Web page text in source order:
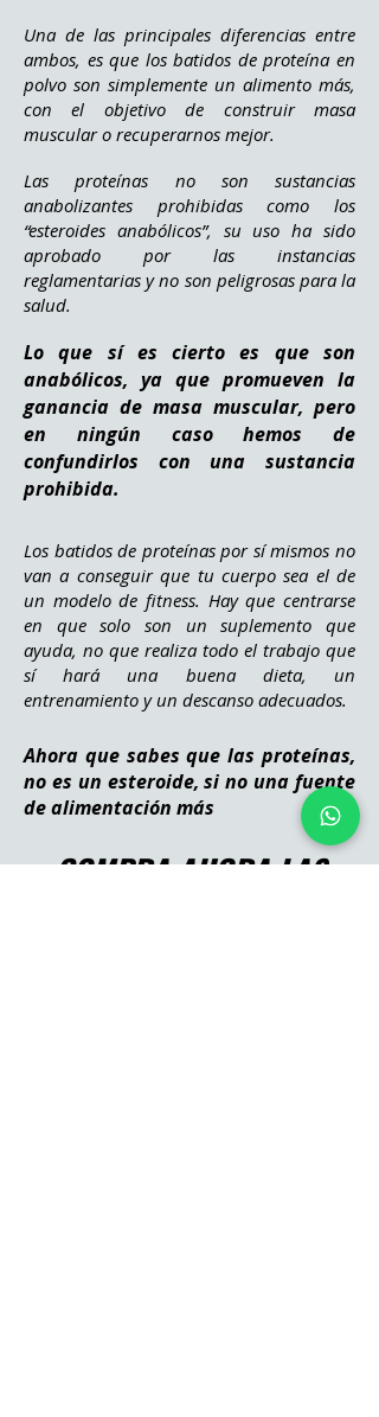
Una de las principales diferencias entre
ambos, es que los batidos de proteína en
polvo son simplemente un alimento más,
con el objetivo de construir masa
muscular o recuperarnos mejor.
Las proteínas no son sustancias
anabolizantes prohibidas como los
“esteroides anabólicos”, su uso ha sido
aprobado por las instancias
reglamentarias y no son peligrosas para la
salud.
Lo que sí es cierto es que son
anabólicos, ya que promueven la
ganancia de masa muscular, pero
en ningún caso hemos de
confundirlos con una sustancia
prohibida.
Los batidos de proteínas por sí mismos no
van a conseguir que tu cuerpo sea el de
un modelo de fitness. Hay que centrarse
en que solo son un suplemento que
ayuda, no que realiza todo el trabajo que
sí hará una buena dieta, un
entrenamiento y un descanso adecuados.
Ahora que sabes que las proteínas,
no es un esteroide, si no una fuente
de alimentación más
COMPRA AHORA LAS